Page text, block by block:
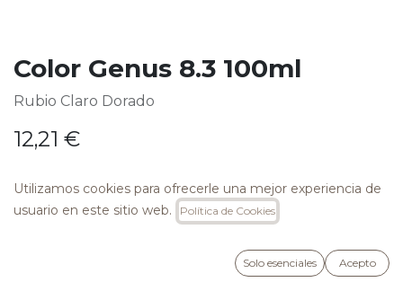
Color Genus 8.3 100ml
Rubio Claro Dorado
12,21 €
AÑADIR A LA CESTA
Utilizamos cookies para ofrecerle una mejor experiencia de
usuario en este sitio web.
Política de Cookies
Solo esenciales Acepto